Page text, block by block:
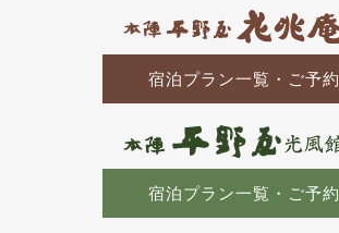
宿泊プラン一覧・ご予約
宿泊プラン一覧・ご予約